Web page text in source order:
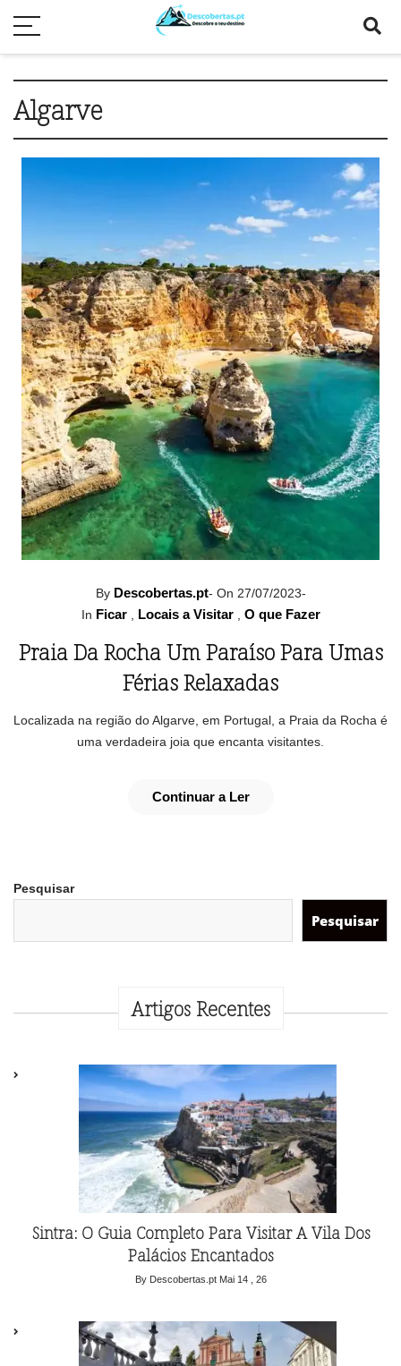
Algarve
By Descobertas.pt- On 27/07/2023-
In Ficar, Locais a Visitar, O que Fazer
Praia Da Rocha Um Paraíso Para Umas
Férias Relaxadas
Localizada na região do Algarve, em Portugal, a Praia da Rocha é
uma verdadeira joia que encanta visitantes.
Continuar a Ler
Pesquisar
Pesquisar
Artigos Recentes
Sintra: O Guia Completo Para Visitar A Vila Dos
Palácios Encantados
By Descobertas.pt Mai 14 , 26